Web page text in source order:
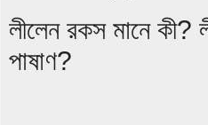
লীলেন রকস মানে কী?
পাষাণ?